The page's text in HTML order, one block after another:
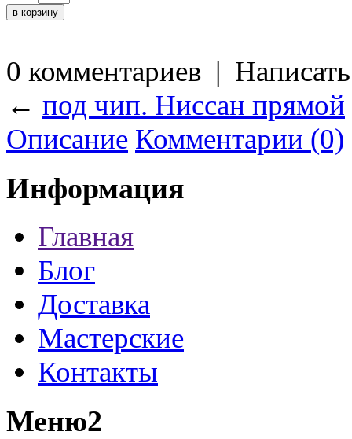
0 комментариев |
← под чип. Ниссан прямой
Описание Комментарии (0)
Информация
Главная
Блог
Доставка
Мастерские
Контакты
Меню2